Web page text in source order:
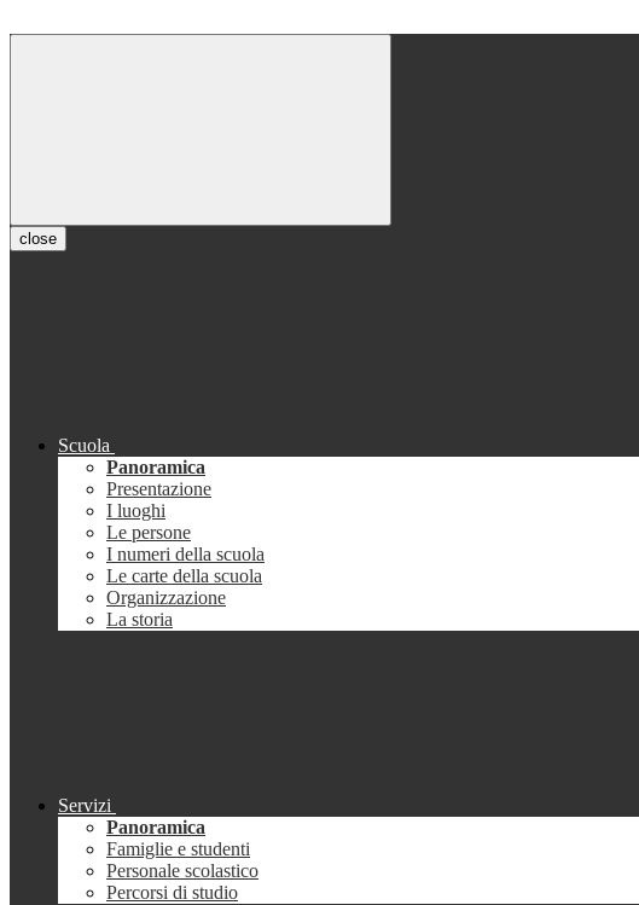
close
Scuola
Panoramica
Presentazione
I luoghi
Le persone
I numeri della scuola
Le carte della scuola
Organizzazione
La storia
Servizi
Panoramica
Famiglie e studenti
Personale scolastico
Percorsi di studio